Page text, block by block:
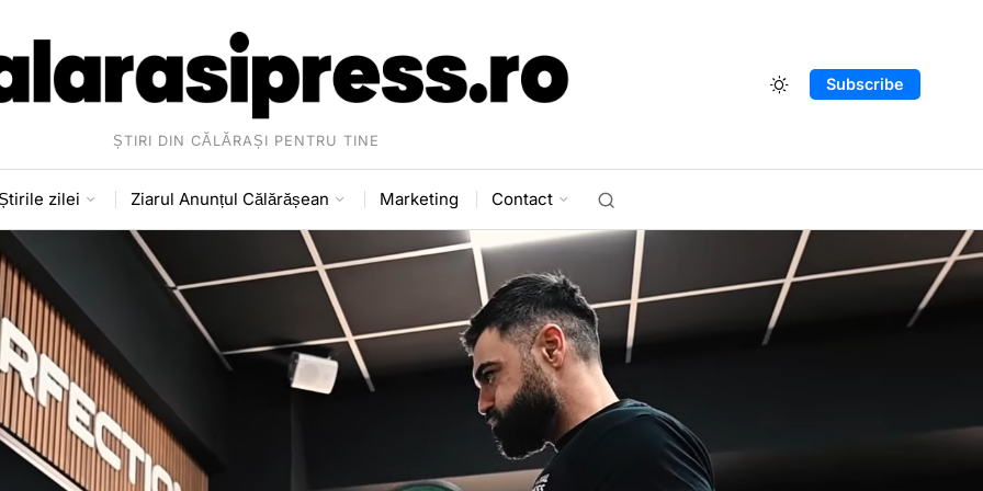
ȘTIRI DIN CĂLĂRAȘI PENTRU TINE
Subscribe
zilei Ziarul Anunțul Călărășean Marketing Contact